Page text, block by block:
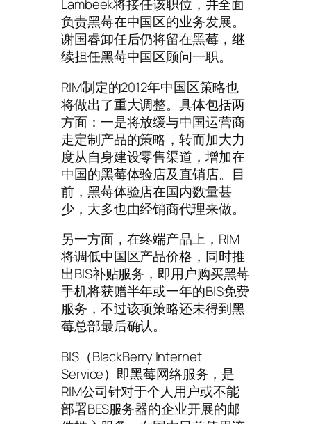
Lambeek将接任该职位，并全面
负责黑莓在中国区的业务发展。
谢国睿卸任后仍将留在黑莓，继
续担任黑莓中国区顾问一职。
RIM制定的2012年中国区策略也
将做出了重大调整。具体包括两
方面：一是将放缓与中国运营商
走定制产品的策略，转而加大力
度从自身建设零售渠道，增加在
中国的黑莓体验店及直销店。目
前，黑莓体验店在国内数量甚
少，大多也由经销商代理来做。
另一方面，在终端产品上，RIM
将调低中国区产品价格，同时推
出BIS补贴服务，即用户购买黑莓
手机将获赠半年或一年的BIS免费
服务，不过该项策略还未得到黑
莓总部最后确认。
BIS（BlackBerry Internet
Service）即黑莓网络服务，是
RIM公司针对于个人用户或不能
部署BES服务器的企业开展的邮